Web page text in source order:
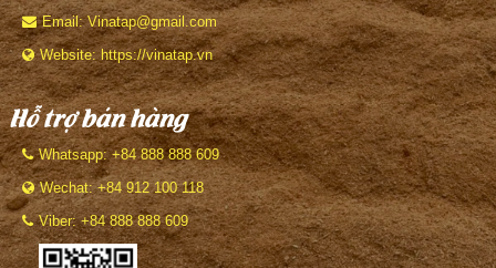
Email: Vinatap@gmail.com
Website: https://vinatap.vn
Hỗ trợ bán hàng
Whatsapp: +84 888 888 609
Wechat: +84 912 100 118
Viber: +84 888 888 609